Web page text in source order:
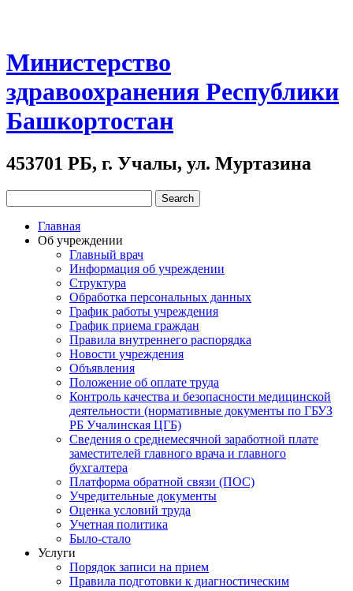
Министерство
здравоохранения Республики
Башкортостан
453701 РБ, г. Учалы, ул. Муртазина
Главная
Об учреждении
Главный врач
Информация об учреждении
Структура
Обработка персональных данных
График работы учреждения
График приема граждан
Правила внутреннего распорядка
Новости учреждения
Объявления
Положение об оплате труда
Контроль качества и безопасности медицинской
деятельности (нормативные документы по ГБУЗ
РБ Учалинская ЦГБ)
Сведения о среднемесячной заработной плате
заместителей главного врача и главного
бухгалтера
Платформа обратной связи (ПОС)
Учредительные документы
Оценка условий труда
Учетная политика
Было-стало
Услуги
Порядок записи на прием
Правила подготовки к диагностическим